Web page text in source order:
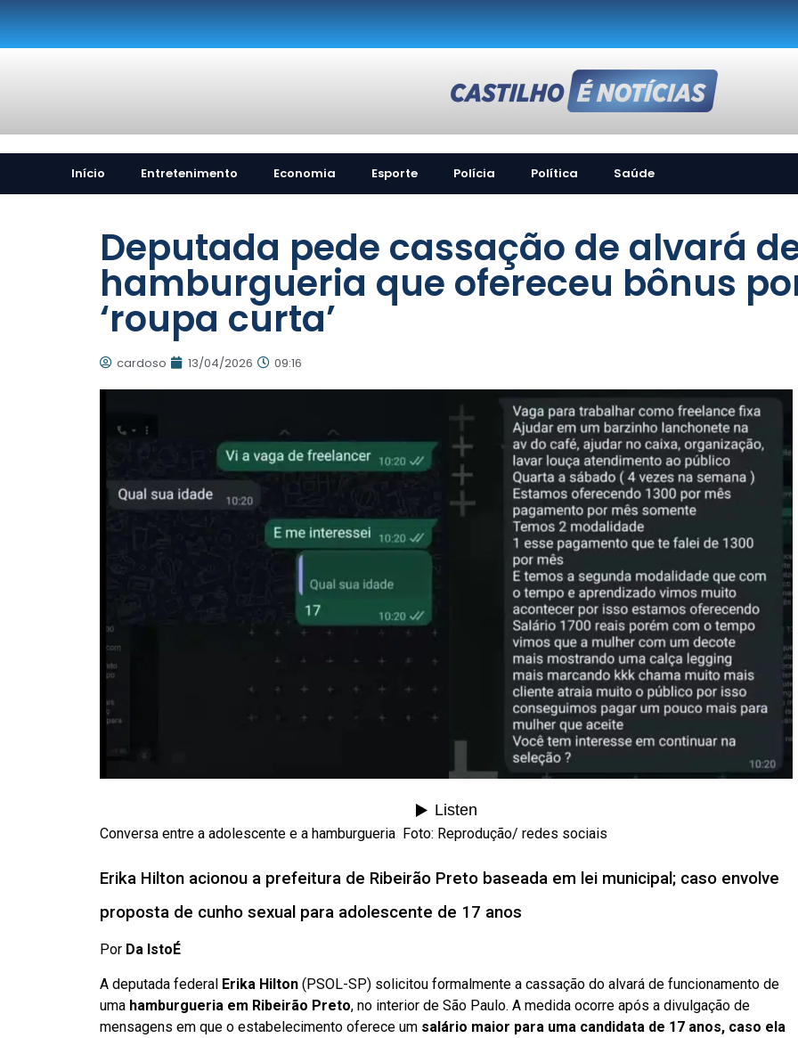
Início Entretenimento Economia Esporte Polícia Política Saúde
Deputada pede cassação de alvará
hamburgueria que ofereceu bônus
‘roupa curta’
cardoso 13/04/2026 09:16
Conversa entre a adolescente e a hamburgueria Foto: Reprodução/ redes sociais
Erika Hilton acionou a prefeitura de Ribeirão Preto baseada em lei municipal; caso envolve
proposta de cunho sexual para adolescente de 17 anos
Por Da IstoÉ
A deputada federal Erika Hilton (PSOL-SP) solicitou formalmente a cassação do alvará de funcionamento de
uma hamburgueria em Ribeirão Preto, no interior de São Paulo. A medida ocorre após a divulgação de
mensagens em que o estabelecimento oferece um salário maior para uma candidata de 17 anos, caso ela